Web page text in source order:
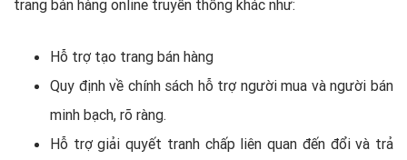
trang bán hàng online truyền thống khác như:
Hỗ trợ tạo trang bán hàng
Quy định về chính sách hỗ trợ người mua và người bán
minh bạch, rõ ràng.
Hỗ trợ giải quyết tranh chấp liên quan đến đổi và trả